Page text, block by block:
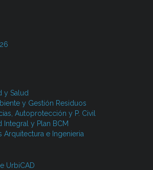
y Salud
y Gestión Residuos
Autoprotección y P. Civil
Integral y Plan BCM
Arquitectura e Ingenieria
UrbiCAD